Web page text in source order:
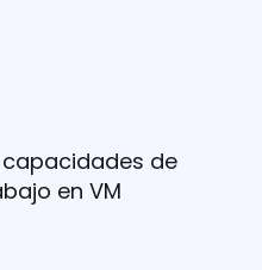
de
en VM